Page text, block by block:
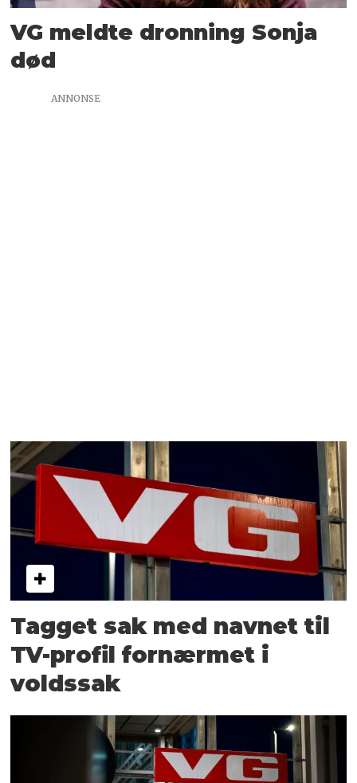
VG meldte dronning Sonja
død
ANNONSE
Tagget sak med navnet til
TV-profil fornærmet i
voldssak